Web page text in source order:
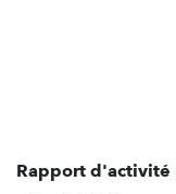
Rapport d'activité